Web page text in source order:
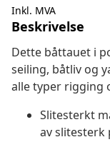
Inkl. MVA
Beskrivelse
Dette båttauet i
seiling, båtliv og
alle typer rigging
Slitesterkt
av slitesterk